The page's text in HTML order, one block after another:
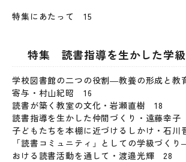
特集にあたって 15
特集 読書指導を生かした学級
学校図書館の二つの役割―教養の形成と教
寄与・村山紀昭 16
読書が築く教室の文化・岩瀬直樹 18
読書指導を生かした仲間づくり・遠藤幸
子どもたちを本棚に近づけるしかけ・石
「読書コミュニティ」としての学級づく
おける読書活動を通して・渡邉光輝 28